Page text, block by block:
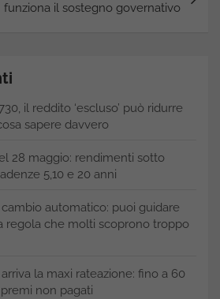
funziona il sostegno governativo
il reddito ‘escluso’ può ridurre
sapere davvero
28 maggio: rendimenti sotto
5,10 e 20 anni
automatico: puoi guidare
regola che molti scoprono troppo
la maxi rateazione: fino a 60
non pagati